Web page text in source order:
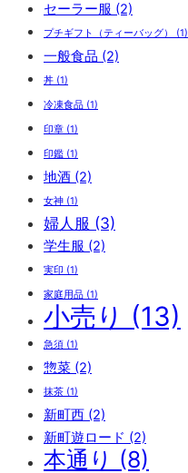
セーラー服 (2)
プチギフト（ティーバッグ） (1)
一般食品 (2)
丼 (1)
冷凍食品 (1)
印章 (1)
印鑑 (1)
地酒 (2)
女神 (1)
婦人服 (3)
学生服 (2)
実印 (1)
家庭用品 (1)
小売り (13)
急須 (1)
惣菜 (2)
抹茶 (1)
新町西 (2)
新町遊ロード (2)
本通り (8)